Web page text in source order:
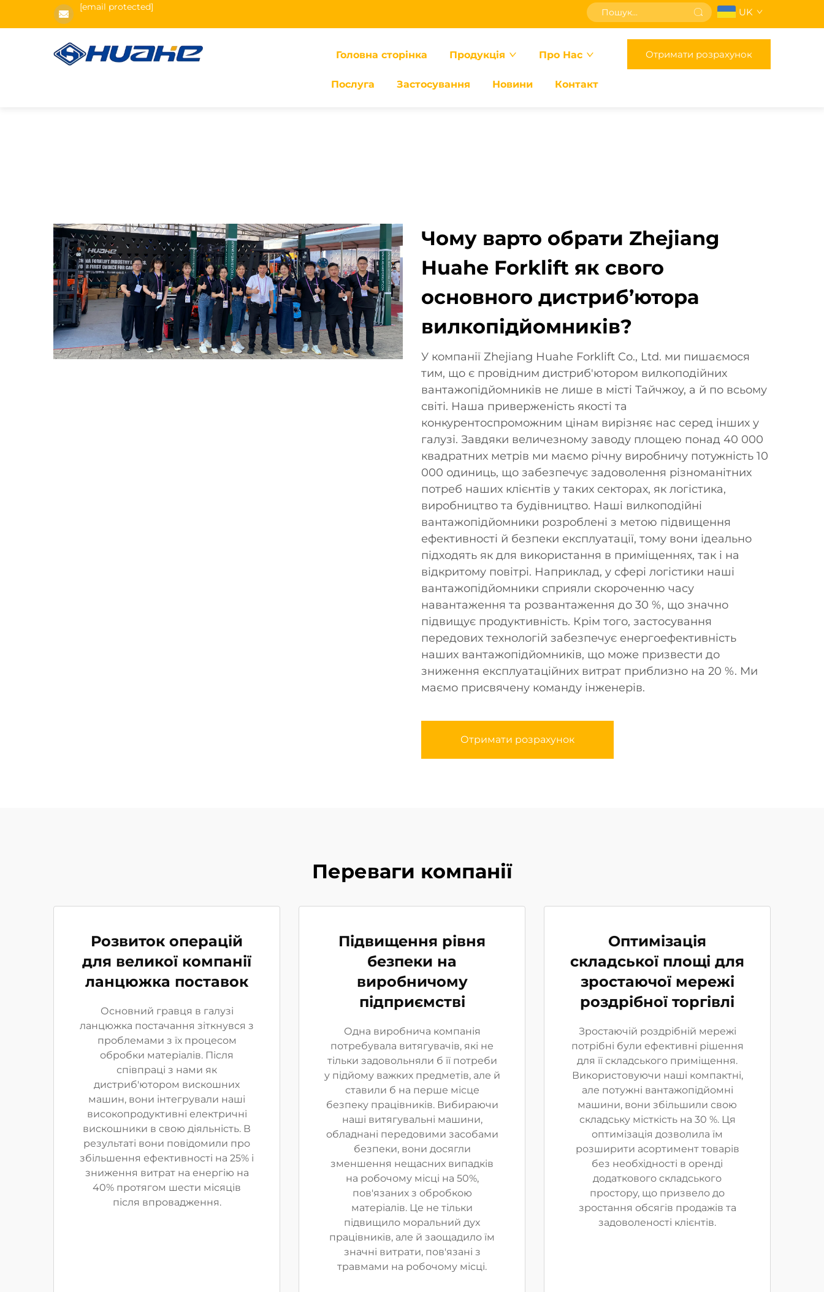
[email protected] UK
Головна сторінка Продукція Про Нас
Послуга Застосування Новини Контакт
Отримати розрахунок
Чому варто обрати Zhejiang
Huahe Forklift як свого
основного дистриб’ютора
вилкопідйомників?
У компанії Zhejiang Huahe Forklift Co., Ltd. ми пишаємося
тим, що є провідним дистриб'ютором вилкоподійних
вантажопідйомників не лише в місті Тайчжоу, а й по всьому
світі. Наша приверженість якості та
конкурентоспроможним цінам вирізняє нас серед інших у
галузі. Завдяки величезному заводу площею понад 40 000
квадратних метрів ми маємо річну виробничу потужність 10
000 одиниць, що забезпечує задоволення різноманітних
потреб наших клієнтів у таких секторах, як логістика,
виробництво та будівництво. Наші вилкоподійні
вантажопідйомники розроблені з метою підвищення
ефективності й безпеки експлуатації, тому вони ідеально
підходять як для використання в приміщеннях, так і на
відкритому повітрі. Наприклад, у сфері логістики наші
вантажопідйомники сприяли скороченню часу
навантаження та розвантаження до 30 %, що значно
підвищує продуктивність. Крім того, застосування
передових технологій забезпечує енергоефективність
наших вантажопідйомників, що може призвести до
зниження експлуатаційних витрат приблизно на 20 %. Ми
маємо присвячену команду інженерів.
Отримати розрахунок
Переваги компанії
Розвиток операцій
для великої компанії
ланцюжка поставок
Основний гравця в галузі
ланцюжка постачання зіткнувся з
проблемами з їх процесом
обробки матеріалів. Після
співпраці з нами як
дистриб'ютором вискошних
машин, вони інтегрували наші
високопродуктивні електричні
вискошники в свою діяльність. В
результаті вони повідомили про
збільшення ефективності на 25% і
зниження витрат на енергію на
40% протягом шести місяців
після впровадження.
Підвищення рівня
безпеки на
виробничому
підприємстві
Одна виробнича компанія
потребувала витягувачів, які не
тільки задовольняли б її потреби
у підйому важких предметів, але й
ставили б на перше місце
безпеку працівників. Вибираючи
наші витягувальні машини,
обладнані передовими засобами
безпеки, вони досягли
зменшення нещасних випадків
на робочому місці на 50%,
пов'язаних з обробкою
матеріалів. Це не тільки
підвищило моральний дух
працівників, але й заощадило їм
значні витрати, пов'язані з
травмами на робочому місці.
Оптимізація
складської площі для
зростаючої мережі
роздрібної торгівлі
Зростаючій роздрібній мережі
потрібні були ефективні рішення
для її складського приміщення.
Використовуючи наші компактні,
але потужні вантажопідйомні
машини, вони збільшили свою
складську місткість на 30 %. Ця
оптимізація дозволила їм
розширити асортимент товарів
без необхідності в оренді
додаткового складського
простору, що призвело до
зростання обсягів продажів та
задоволеності клієнтів.